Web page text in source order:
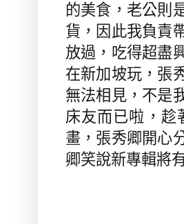
的美食，老公則
貨，因此我負責
放過，吃得超盡
在新加坡玩，張
無法相見，不是
床友而已啦，趁
畫，張秀卿開心
卿笑說新專輯將